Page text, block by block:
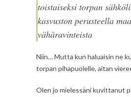
toistaiseksi torpan
kasvuston perusteella
vähäravinteista
Niin… Mutta kun haluaisin ne
torpan pihapuolelle, aitan
Olen jo mielessäni kuvittanut